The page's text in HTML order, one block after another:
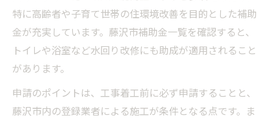
特に高齢者や子育て世帯の住環境改善を目的とした補助
金が充実しています。藤沢市補助金一覧を確認すると、
トイレや浴室など水回り改修にも助成が適用されること
があります。
申請のポイントは、工事着工前に必ず申請することと、
藤沢市内の登録業者による施工が条件となる点です。ま